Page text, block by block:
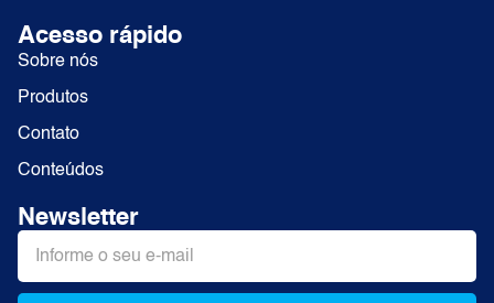
Acesso rápido
Sobre nós
Produtos
Contato
Conteúdos
Newsletter